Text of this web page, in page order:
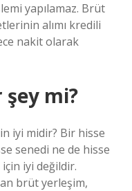
yapılamaz. Brüt
alımı kredili
nakit olarak
mi?
iyi midir? Bir hisse
senedi ne de hisse
iyi değildir.
brüt yerleşim,